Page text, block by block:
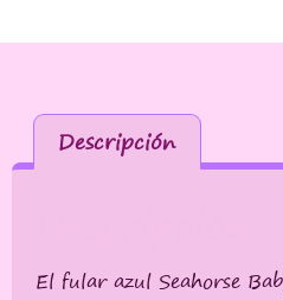
Descripción
El fular azul Seahorse